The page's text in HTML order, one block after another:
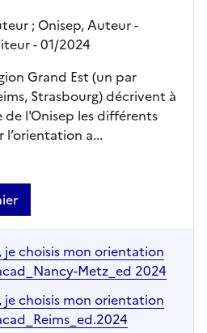
; Onisep, Auteur -
- 01/2024
Grand Est (un par
Strasbourg) décrivent à
l'Onisep les différents
a...
je choisis mon orientation
Metz_ed 2024
je choisis mon orientation